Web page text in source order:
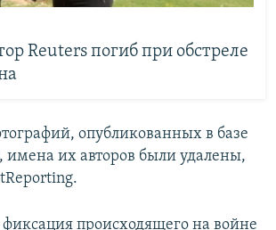
Reuters погиб при обстреле
опубликованных в базе
имена их авторов были удалены,
происходящего на войне